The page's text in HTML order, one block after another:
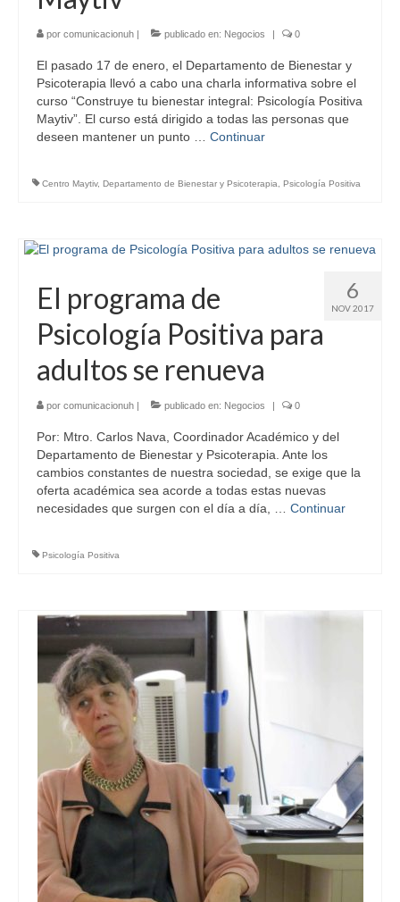
por comunicacionuh | publicado en: Negocios | 0
El pasado 17 de enero, el Departamento de Bienestar y
Psicoterapia llevó a cabo una charla informativa sobre el
curso “Construye tu bienestar integral: Psicología Positiva
Maytiv”. El curso está dirigido a todas las personas que
deseen mantener un punto … Continuar
Centro Maytiv, Departamento de Bienestar y Psicoterapia Psicología Positiva
6
NOV 2017
El programa de
Psicología Positiva para
adultos se renueva
por comunicacionuh | publicado en: Negocios | 0
Por: Mtro. Carlos Nava, Coordinador Académico y del
Departamento de Bienestar y Psicoterapia. Ante los
cambios constantes de nuestra sociedad, se exige que la
oferta académica sea acorde a todas estas nuevas
necesidades que surgen con el día a día, … Continuar
Psicología Positiva